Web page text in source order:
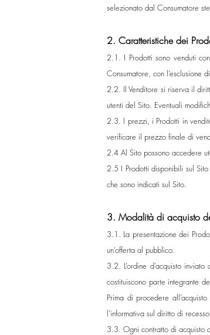
selezionato dal Consumatore
2. Caratteristiche dei
2.1. I Prodotti sono venduti
Consumatore, con l’esclusione
2.2. Il Venditore si riserva il
utenti del Sito. Eventuali
2.3. I prezzi, i Prodotti in
verificare il prezzo finale di
2.4 Al Sito possono accedere
2.5 I Prodotti disponibili sul
che sono indicati sul Sito.
3. Modalità di acquisto
3.1. La presentazione dei
un’offerta al pubblico.
3.2. L’ordine d’acquisto
costituiscono parte integrante
Prima di procedere
l’informativa sul diritto di
3.3. Ogni contratto di acquisto